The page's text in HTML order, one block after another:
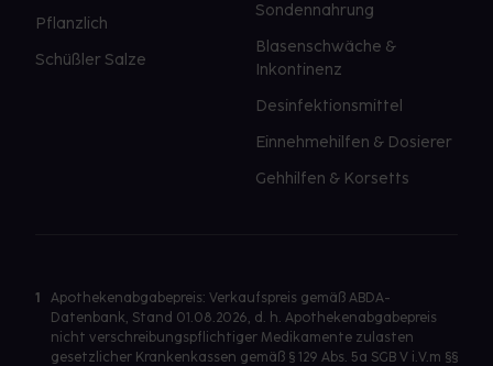
Pflanzlich
Schüßler Salze
Sondennahrung
Blasenschwäche &
Inkontinenz
Desinfektionsmittel
Einnehmehilfen & Dosierer
Gehhilfen & Korsetts
1
Apothekenabgabepreis: Verkaufspreis gemäß ABDA-
Datenbank, Stand 01.08.2026, d. h. Apothekenabgabepreis
nicht verschreibungspflichtiger Medikamente zulasten
gesetzlicher Krankenkassen gemäß § 129 Abs. 5a SGB V i.V.m §§